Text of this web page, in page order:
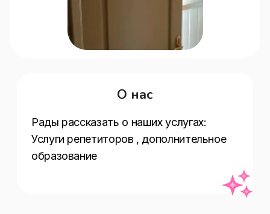
О нас
Рады рассказать о наших услугах:
Услуги репетиторов , дополнительное
образование